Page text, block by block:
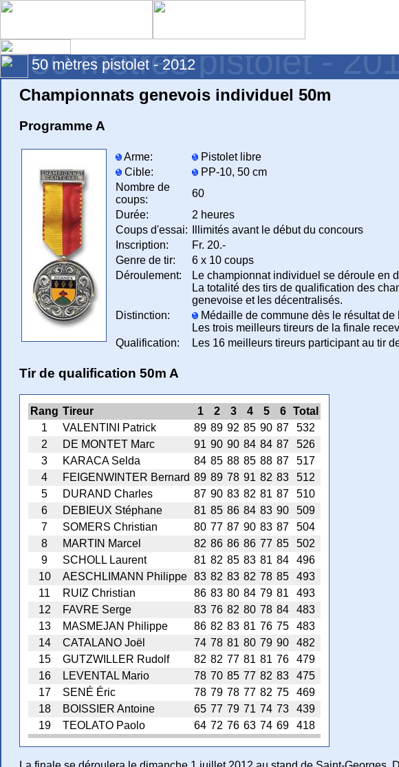
50 mètres pistolet -
50 mètres pistolet - 2012
Championnats genevois individuel 50m
Programme A
Arme:
Pistolet libre
Cible:
PP-10, 50 cm
Nombre de
coups:
60
Durée:
2 heures
Coups d'essai:
Illimités avant le début du concours
Inscription:
Fr. 20.-
Genre de tir:
6 x 10 coups
Déroulement:
Le championnat individuel se déroule en
La totalité des tirs de qualification des
genevoise et les décentralisés.
Distinction:
Médaille de commune dès le résultat
Les trois meilleurs tireurs de la finale
Qualification:
Les 16 meilleurs tireurs participant au tir
Tir de qualification 50m A
Rang Tireur 1 2 3 4 5 6
Total
1
VALENTINI Patrick 89 89 92 85 90 87
532
2
DE MONTET Marc 91 90 90 84 84 87
526
3
KARACA Selda 84 85 88 85 88 87
517
4
FEIGENWINTER Bernard 89 89 78 91 82 83
512
5
DURAND Charles 87 90 83 82 81 87
510
6
DEBIEUX Stéphane 81 85 86 84 83 90
509
7
SOMERS Christian 80 77 87 90 83 87
504
8
MARTIN Marcel 82 86 86 86 77 85
502
9
SCHOLL Laurent 81 82 85 83 81 84
496
10
AESCHLIMANN Philippe 83 82 83 82 78 85
493
11
RUIZ Christian 86 83 80 84 79 81
493
12
FAVRE Serge 83 76 82 80 78 84
483
13
MASMEJAN Philippe 86 82 83 81 76 75
483
14
CATALANO Joël 74 78 81 80 79 90
482
15
GUTZWILLER Rudolf 82 82 77 81 81 76
479
16
LEVENTAL Mario 78 70 85 77 82 83
475
17
SENÉ Éric 78 79 78 77 82 75
469
18
BOISSIER Antoine 65 77 79 71 74 73
439
19
TEOLATO Paolo 64 72 76 63 74 69 418